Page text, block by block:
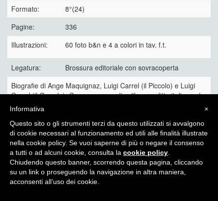
Formato:
8°(24)
Pagine:
336
Illustrazioni:
60 foto b&n e 4 a colori in tav. f.t.
Legatura:
Brossura editoriale con sovracoperta
Biografie di Ange Maquignaz, Luigi Carrel (il Piccolo) e Luigi
Carrel (il Grande). Con una appendice:”La sconfitta italiana al
Cervino”.
35 €
Itinera Alpina - di Angelo Recalcati - p.za Baiamonti, 3 - 20154 -
MI - Tel: 02.33604325 - itineraalpina@fastwebnet.it |Privacy
policy
×
Informativa
Questo sito o gli strumenti terzi da questo utilizzati si avvalgono
di cookie necessari al funzionamento ed utili alle finalità illustrate
nella cookie policy. Se vuoi saperne di più o negare il consenso
a tutti o ad alcuni cookie, consulta la cookie policy
Chiudendo questo banner, scorrendo questa pagina, cliccando
su un link o proseguendo la navigazione in altra maniera,
acconsenti all’uso dei cookie.